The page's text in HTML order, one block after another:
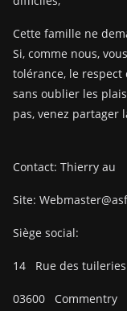
Cette famille ne
Si, comme nous,
tolérance, le respect
sans oublier les
pas, venez partager
Contact:
Site:
Siège social:
14 Rue des tuileries
03600 Commentry